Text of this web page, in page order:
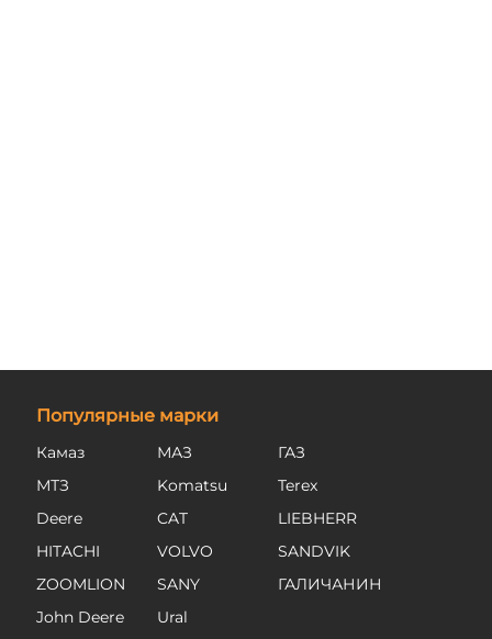
Популярные марки
Камаз МАЗ
ГАЗ
МТЗ
Komatsu
Terex
Deere
CAT
LIEBHERR
HITACHI
VOLVO
SANDVIK
ZOOMLION
SANY
ГАЛИЧАНИН
John Deere
Ural